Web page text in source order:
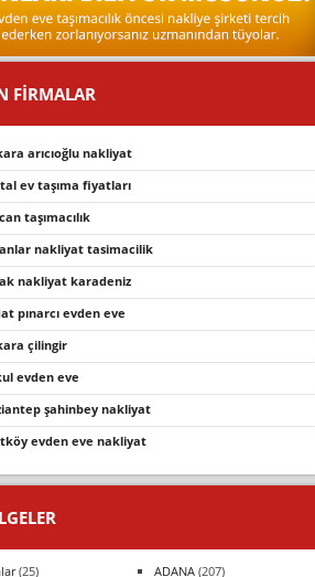
FİRMALAR
aricioğlu nakli̇yat
ev taşıma fiyatları
taşimacilik
nakliyat tasimacilik
nakliyat karadeniz
pınarcı evden eve
çilingir
evden eve
şahinbey nakliyat
evden eve nakliyat
(25) ADANA (207)